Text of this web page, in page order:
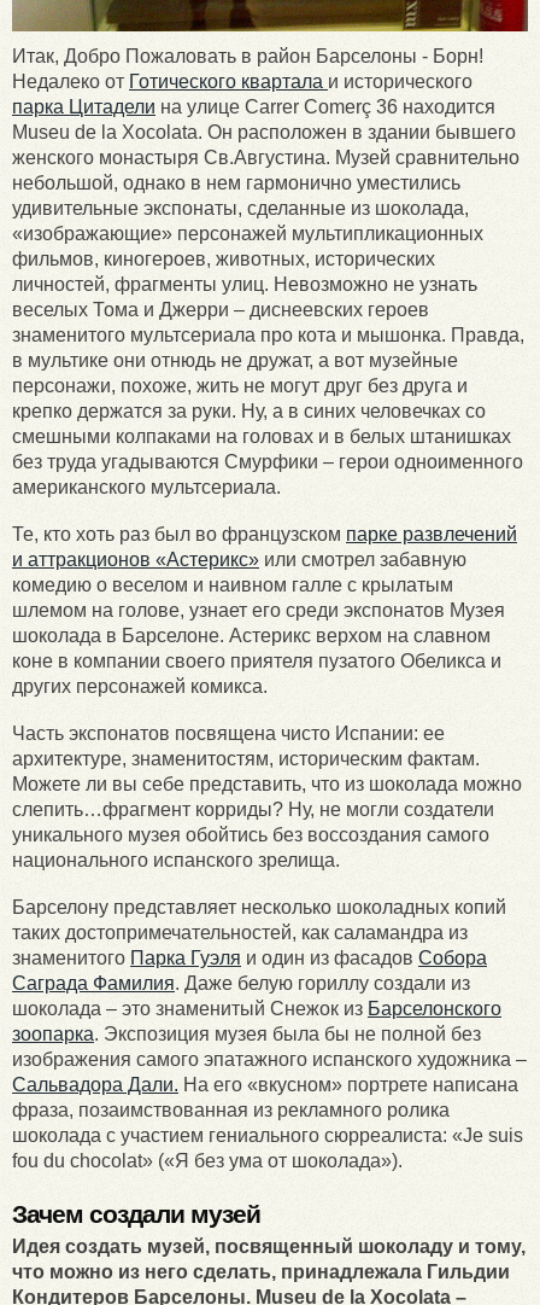
Итак, Добро Пожаловать в район Барселоны - Борн!
Недалеко от Готического квартала и исторического
парка Цитадели на улице Carrer Comerç 36 находится
Museu de la Xocolata. Он расположен в здании бывшего
женского монастыря Св.Августина. Музей сравнительно
небольшой, однако в нем гармонично уместились
удивительные экспонаты, сделанные из шоколада,
«изображающие» персонажей мультипликационных
фильмов, киногероев, животных, исторических
личностей, фрагменты улиц. Невозможно не узнать
веселых Тома и Джерри – диснеевских героев
знаменитого мультсериала про кота и мышонка. Правда,
в мультике они отнюдь не дружат, а вот музейные
персонажи, похоже, жить не могут друг без друга и
крепко держатся за руки. Ну, а в синих человечках со
смешными колпаками на головах и в белых штанишках
без труда угадываются Смурфики – герои одноименного
американского мультсериала.
Те, кто хоть раз был во французском парке развлечений
и аттракционов «Астерикс» или смотрел забавную
комедию о веселом и наивном галле с крылатым
шлемом на голове, узнает его среди экспонатов Музея
шоколада в Барселоне. Астерикс верхом на славном
коне в компании своего приятеля пузатого Обеликса и
других персонажей комикса.
Часть экспонатов посвящена чисто Испании: ее
архитектуре, знаменитостям, историческим фактам.
Можете ли вы себе представить, что из шоколада можно
слепить…фрагмент корриды? Ну, не могли создатели
уникального музея обойтись без воссоздания самого
национального испанского зрелища.
Барселону представляет несколько шоколадных копий
таких достопримечательностей, как саламандра из
знаменитого Парка Гуэля и один из фасадов Собора
Саграда Фамилия. Даже белую гориллу создали из
шоколада – это знаменитый Снежок из Барселонского
зоопарка. Экспозиция музея была бы не полной без
изображения самого эпатажного испанского художника –
Сальвадора Дали. На его «вкусном» портрете написана
фраза, позаимствованная из рекламного ролика
шоколада с участием гениального сюрреалиста: «Je suis
fou du chocolat» («Я без ума от шоколада»).
Зачем создали музей
Идея создать музей, посвященный шоколаду и тому,
что можно из него сделать, принадлежала Гильдии
Кондитеров Барселоны. Museu de la Xocolata –